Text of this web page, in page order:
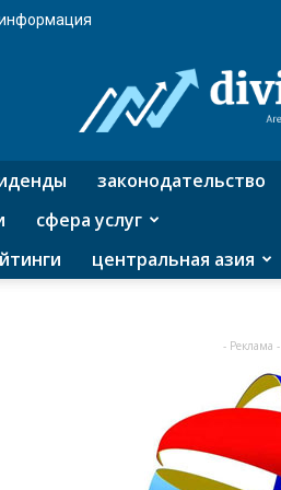
агентство
финансовых
законодательство
сфера услуг
центральная азия
- Реклама -